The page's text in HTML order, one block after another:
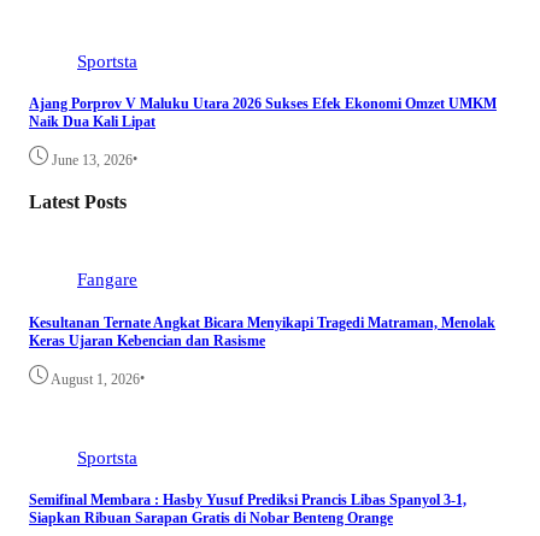
Sportsta
Ajang Porprov V Maluku Utara 2026 Sukses Efek Ekonomi Omzet UMKM
Naik Dua Kali Lipat
June 13, 2026•
Latest Posts
Fangare
Kesultanan Ternate Angkat Bicara Menyikapi Tragedi Matraman, Menolak
Keras Ujaran Kebencian dan Rasisme
August 1, 2026•
Sportsta
Semifinal Membara : Hasby Yusuf Prediksi Prancis Libas Spanyol 3-1,
Siapkan Ribuan Sarapan Gratis di Nobar Benteng Orange